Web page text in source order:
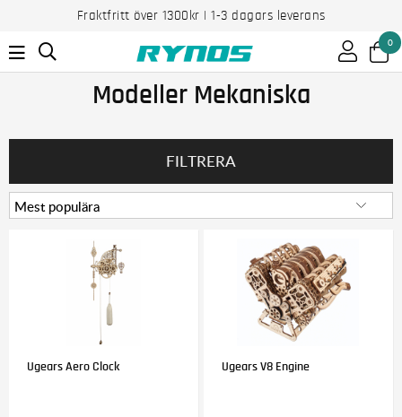
Fraktfritt över 1300kr | 1-3 dagars leverans
0
Modeller Mekaniska
FILTRERA
Ugears Aero Clock Ugears V8 Engine